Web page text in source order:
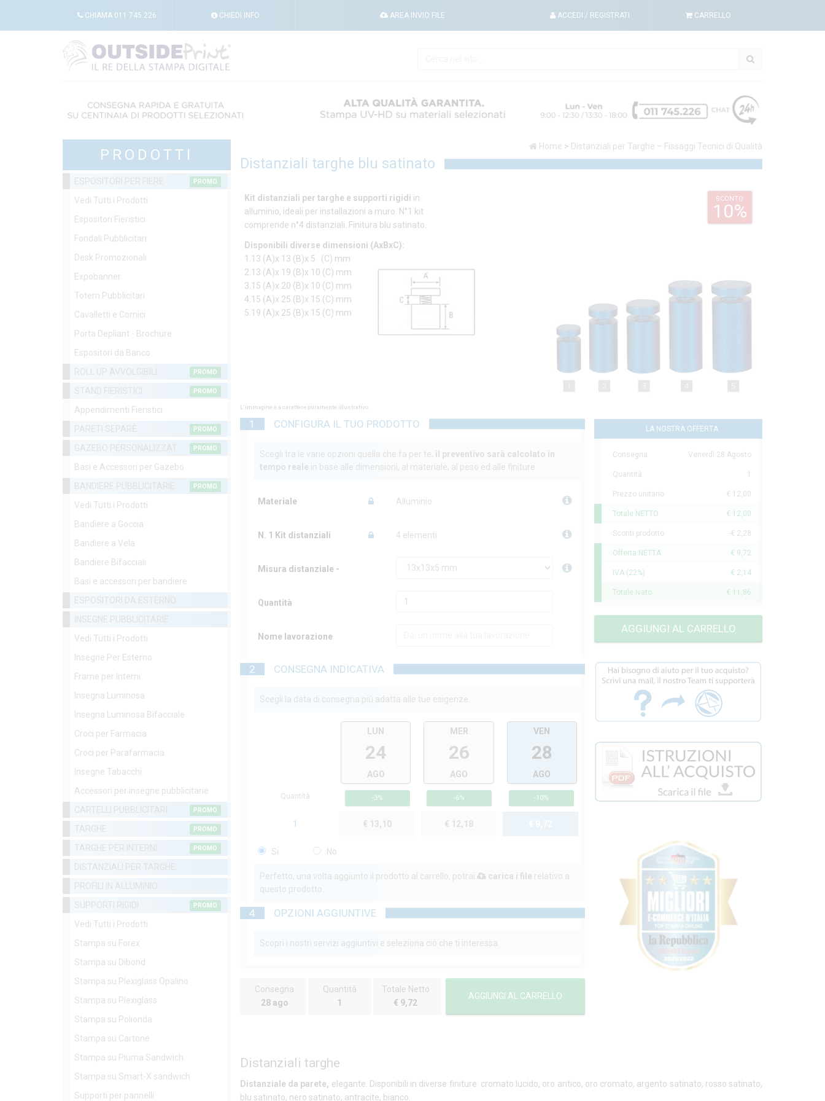
CHIAMA011 745.226 CHIEDI INFO AREA INVIO FILE ACCEDI / REGISTRATI CARRELLO
PRODOTTI
ESPOSITORI PER FIERE PROMO
Vedi Tutti i Prodotti
Espositori Fieristici
Fondali Pubblicitari
Desk Promozionali
Expobanner
Totem Pubblicitari
Cavalletti e Cornici
Porta Depliant - Brochure
Espositori da Banco
ROLL UP AVVOLGIBILI
PROMO
STAND FIERISTICI PROMO
Appendimenti Fieristici
PARETI SEPARÈ
PROMO
GAZEBO PERSONALIZZATI PROMO
Basi e Accessori per Gazebo
BANDIERE PUBBLICITARIE
PROMO
Vedi Tutti i Prodotti
Bandiere a Goccia
Bandiere a Vela
Bandiere Bifacciali
Basi e accessori per bandiere
ESPOSITORI DA ESTERNO
INSEGNE PUBBLICITARIE
Vedi Tutti i Prodotti
Insegne Per Esterno
Frame per Interni
Insegna Luminosa
Insegna Luminosa Bifacciale
Croci per Farmacia
Croci per Parafarmacia
Insegne Tabacchi
Accessori per insegne pubblicitarie
CARTELLI PUBBLICITARI
PROMO
TARGHE PROMO
TARGHE PER INTERNI PROMO
DISTANZIALI PER TARGHE
PROFILI IN ALLUMINIO
SUPPORTI RIGIDI
PROMO
Vedi Tutti i Prodotti
Stampa su Forex
Stampa su Dibond
Stampa su Plexiglass Opalino
Stampa su Plexiglass
Stampa su Polionda
Stampa su Cartone
Stampa su Piuma Sandwich
Stampa su Smart-X sandwich
Supporti per pannelli
Home > Distanziali per Targhe – Fissaggi Tecnici di Qualità
Distanziali targhe blu satinato
Kit distanziali per targhe e supporti rigidi in
alluminio, ideali per installazioni a muro. N°1 kit
comprende n°4 distanziali. Finitura blu satinato.
Disponibili diverse dimensioni (AxBxC):
1.13 (A)x 13 (B)x 5 (C) mm
2.13 (A)x 19 (B)x 10 (C) mm
3.15 (A)x 20 (B)x 10 (C) mm
4.15 (A)x 25 (B)x 15 (C) mm
5.19 (A)x 25 (B)x 15 (C) mm
L'immagine è a carattere puramente illustrativo.
SCONTO
10%
1 CONFIGURA IL TUO PRODOTTO
Scegli tra le varie opzioni quella che fa per te, il preventivo sarà calcolato in
tempo reale in base alle dimensioni, al materiale, al peso ed alle finiture.
Materiale Alluminio
N. 1 Kit distanziali 4 elementi
Misura distanziale -
Quantità
Nome lavorazione
2 CONSEGNA INDICATIVA
Scegli la data di consegna più adatta alle tue esigenze.
LUN
24
AGO
MER
26
AGO
VEN
28
AGO
Quantità -3% -6% -10%
1 € 13,10 € 12,18
Si No
Perfetto, una volta aggiunto il prodotto al carrello, potrai carica i file relativo a
questo prodotto.
4 OPZIONI AGGIUNTIVE
Scopri i nostri servizi aggiuntivi e seleziona ciò che ti interessa.
Consegna
28 ago
Quantità
1
Totale Netto
€ 9,72
AGGIUNGI AL CARRELLO
LA NOSTRA OFFERTA
Consegna Venerdì 28 Agosto
Quantità 1
Prezzo unitario € 12,00
Totale NETTO € 12,00
Sconti prodotto -€ 2,28
Offerta NETTA € 9,72
IVA (22%) € 2,14
Totale Ivato € 11,86
AGGIUNGI AL CARRELLO
Distanziali targhe
Distanziale da parete, elegante. Disponibili in diverse finiture: cromato lucido, oro antico, oro cromato, argento satinato, rosso satinato,
blu satinato, nero satinato, antracite, bianco.